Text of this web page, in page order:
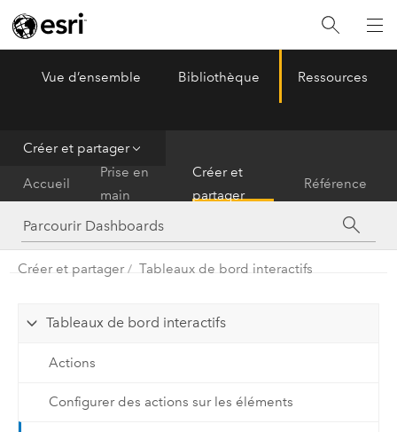
ArcGIS Dashboards
Vue d’ensemble Bibliothèque Ressources
Créer et partager
Accueil
Prise en
main
Créer et
partager
Référence
Créer et partager Tableaux de bord interactifs
Tableaux de bord interactifs
Actions
Configurer des actions sur les éléments